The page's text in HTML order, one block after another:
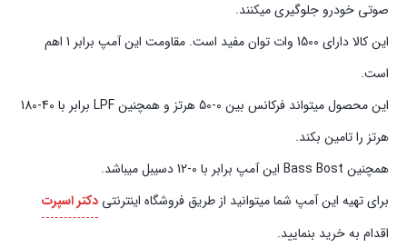
صوتی خودرو جلوگیری میکنند.
این کالا دارای 1500 وات توان مفید است. مقاومت این آمپ برابر 1 اهم
است.
این محصول میتواند فرکانس بین 0-50 هرتز و همچنین LPF برابر با 40-180
هرتز را تامین بکند.
همچنین Bass Bost این آمپ برابر با 0-12 دسیبل میباشد.
برای تهیه این آمپ شما میتوانید از طریق فروشگاه اینترنتی دکتر اسپرت
اقدام به خرید بنمایید.